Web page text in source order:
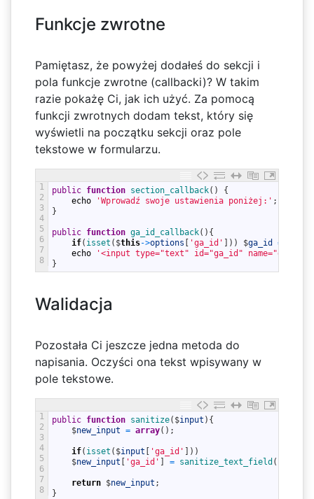
Funkcje zwrotne
Pamiętasz, że powyżej dodałeś do sekcji i
pola funkcje zwrotne (callbacki)? W takim
razie pokażę Ci, jak ich użyć. Za pomocą
funkcji zwrotnych dodam tekst, który się
wyświetli na początku sekcji oraz pole
tekstowe w formularzu.
1
2
3
4
5
6
7
8
public function section_callback( )
{
echo
'Wprowadź swoje ustawienia poniżej:' ;
}
public function ga_id_callback( ) {
if( isset ( $this->options [ 'ga_id' ] ) ) $ga_id =
echo
'<input type="text" id="ga_id"
}
Walidacja
Pozostała Ci jeszcze jedna metoda do
napisania. Oczyści ona tekst wpisywany w
pole tekstowe.
1
2
3
4
5
6
7
8
public function sanitize( $input ) {
$new_input = array( ) ;
if( isset ( $input [ 'ga_id' ] ) )
$new_input [ 'ga_id' ] = sanitize_text_field (
return $new_input ;
}